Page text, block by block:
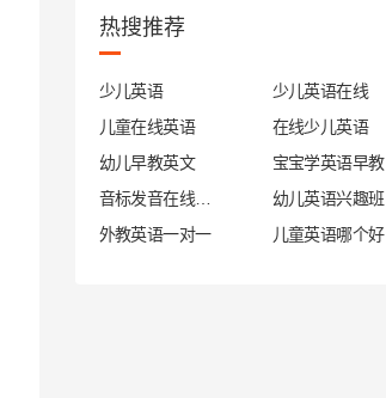
热搜推荐
少儿英语
少儿英语在线
儿童在线英语
在线少儿英语
幼儿早教英文
宝宝学英语早教
幼儿英语兴趣班
外教英语一对一
儿童英语哪个好